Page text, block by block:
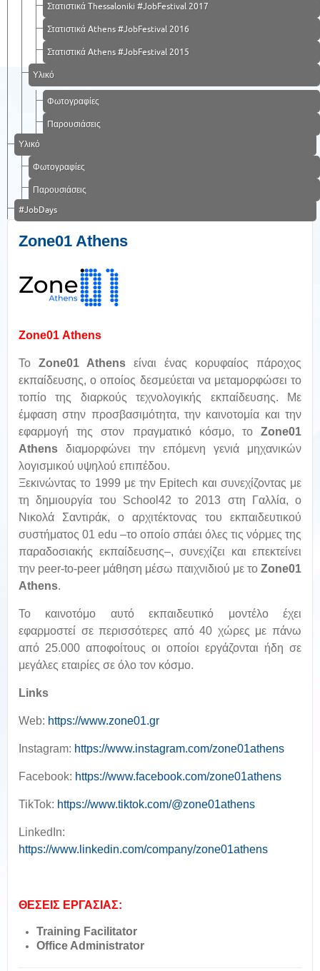
Στατιστικά Thessaloniki #JobFestival 2017
Στατιστικά Athens #JobFestival 2016
Στατιστικά Athens #JobFestival 2015
Υλικό
Φωτογραφίες
Παρουσιάσεις
Υλικό
Φωτογραφίες
Παρουσιάσεις
#JobDays
Zone01 Athens
Zone01 Athens
Το Zone01 Athens είναι ένας κορυφαίος πάροχος
εκπαίδευσης, ο οποίος δεσμεύεται να μεταμορφώσει το
τοπίο της διαρκούς τεχνολογικής εκπαίδευσης. Με
έμφαση στην προσβασιμότητα, την καινοτομία και την
εφαρμογή της στον πραγματικό κόσμο, το Zone01
Athens διαμορφώνει την επόμενη γενιά μηχανικών
λογισμικού υψηλού επιπέδου.
Ξεκινώντας το 1999 με την Epitech και συνεχίζοντας με
τη δημιουργία του School42 το 2013 στη Γαλλία, ο
Νικολά Σαντιράκ, ο αρχιτέκτονας του εκπαιδευτικού
συστήματος 01 edu –το οποίο σπάει όλες τις νόρμες της
παραδοσιακής εκπαίδευσης–, συνεχίζει και επεκτείνει
την peer-to-peer μάθηση μέσω παιχνιδιού με το Zone01
Athens.
Το καινοτόμο αυτό εκπαιδευτικό μοντέλο έχει
εφαρμοστεί σε περισσότερες από 40 χώρες με πάνω
από 25.000 αποφοίτους οι οποίοι εργάζονται ήδη σε
μεγάλες εταιρίες σε όλο τον κόσμο.
Links
Web: https://www.zone01.gr
Instagram: https://www.instagram.com/zone01athens
Facebook: https://www.facebook.com/zone01athens
TikTok: https://www.tiktok.com/@zone01athens
LinkedIn:
https://www.linkedin.com/company/zone01athens
ΘΕΣΕΙΣ ΕΡΓΑΣΙΑΣ:
Training Facilitator
Office Administrator